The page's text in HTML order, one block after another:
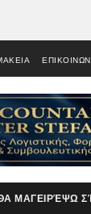
ΘΑ ΜΑΓΕΙΡΈΨΩ